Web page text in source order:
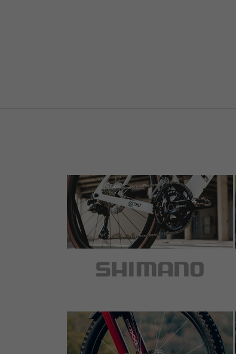
two waterbottles I use a saddle bag.
sehr gut gemachte tasche, oberfläche
... :)